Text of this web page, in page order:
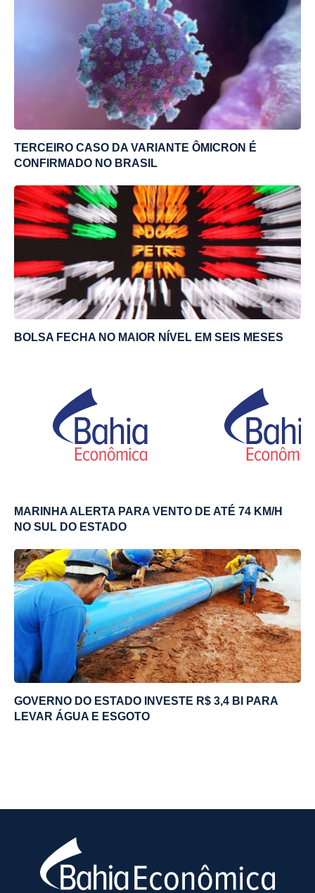
TERCEIRO CASO DA VARIANTE ÔMICRON É
CONFIRMADO NO BRASIL
BOLSA FECHA NO MAIOR NÍVEL EM SEIS MESES
MARINHA ALERTA PARA VENTO DE ATÉ 74 KM/H
NO SUL DO ESTADO
GOVERNO DO ESTADO INVESTE R$ 3,4 BI PARA
LEVAR ÁGUA E ESGOTO